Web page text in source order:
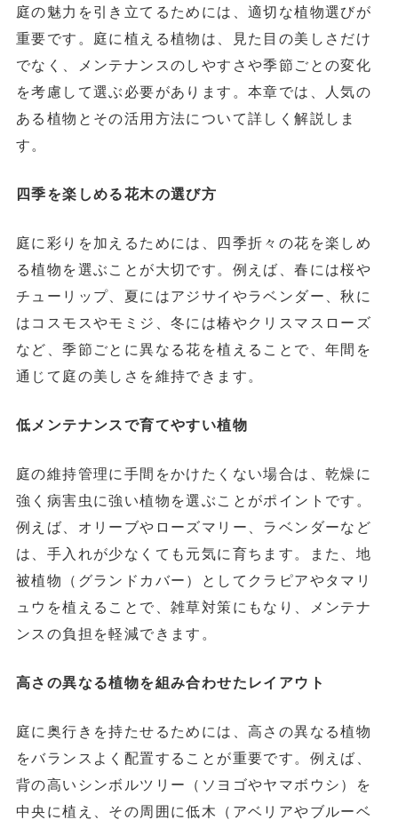
庭の魅力を引き立てるためには、適切な植物選びが
重要です。庭に植える植物は、見た目の美しさだけ
でなく、メンテナンスのしやすさや季節ごとの変化
を考慮して選ぶ必要があります。本章では、人気の
ある植物とその活用方法について詳しく解説しま
す。
四季を楽しめる花木の選び方
庭に彩りを加えるためには、四季折々の花を楽しめ
る植物を選ぶことが大切です。例えば、春には桜や
チューリップ、夏にはアジサイやラベンダー、秋に
はコスモスやモミジ、冬には椿やクリスマスローズ
など、季節ごとに異なる花を植えることで、年間を
通じて庭の美しさを維持できます。
低メンテナンスで育てやすい植物
庭の維持管理に手間をかけたくない場合は、乾燥に
強く病害虫に強い植物を選ぶことがポイントです。
例えば、オリーブやローズマリー、ラベンダーなど
は、手入れが少なくても元気に育ちます。また、地
被植物（グランドカバー）としてクラピアやタマリ
ュウを植えることで、雑草対策にもなり、メンテナ
ンスの負担を軽減できます。
高さの異なる植物を組み合わせたレイアウト
庭に奥行きを持たせるためには、高さの異なる植物
をバランスよく配置することが重要です。例えば、
背の高いシンボルツリー（ソヨゴやヤマボウシ）を
中央に植え、その周囲に低木（アベリアやブルーベ